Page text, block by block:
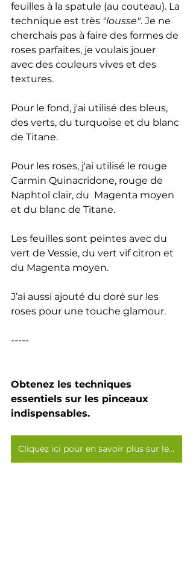
feuilles à la spatule (au couteau). La
technique est très "lousse". Je ne
cherchais pas à faire des formes de
roses parfaites, je voulais jouer
avec des couleurs vives et des
textures.
Pour le fond, j'ai utilisé des bleus,
des verts, du turquoise et du blanc
de Titane.
Pour les roses, j'ai utilisé le rouge
Carmin Quinacridone, rouge de
Naphtol clair, du  Magenta moyen
et du blanc de Titane.
Les feuilles sont peintes avec du
vert de Vessie, du vert vif citron et
du Magenta moyen.
J’ai aussi ajouté du doré sur les
roses pour une touche glamour.
-----
Obtenez les techniques
essentiels sur les pinceaux
indispensables.
Cliquez ici pour en savoir plus sur les pinceaux >>>